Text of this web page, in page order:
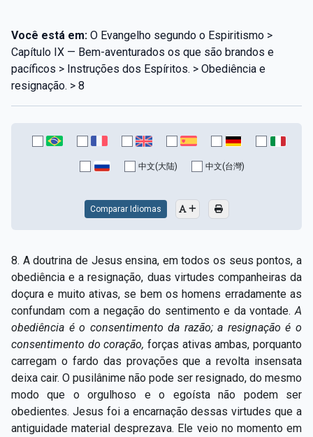
Capítulo XII — Amai os vossos inimigos
Capítulo XIII — Não saiba a vossa mão esquerda o
que dê a vossa mão direita
Capítulo XV — Fora da caridade não há salvação
Capítulo XVI — Não se pode servir a Deus e a
Capítulo XVII — Sede perfeitos
escolhidos
Capítulo XIX — A fé transporta montanhas ▸
Capítulo XX — Os trabalhadores da última hora
Capítulo XXI — Haverá falsos cristos e falsos
profetas
▸
Capítulo XXII — Não separareis o que Deus juntou ▸
Capítulo XXIII — Estranha moral ▸
Você está em: O Evangelho segundo o Espiritismo >
Capítulo IX — Bem-aventurados os que são brandos e
pacíficos > Instruções dos Espíritos. > Obediência e
resignação. > 8
中文(大陆) 中文(台灣)
Comparar Idiomas
8. A doutrina de Jesus ensina, em todos os seus pontos, a
obediência e a resignação, duas virtudes companheiras da
doçura e muito ativas, se bem os homens erradamente as
confundam com a negação do sentimento e da vontade. A
obediência é o consentimento da razão; a resignação é o
consentimento do coração, forças ativas ambas, porquanto
carregam o fardo das provações que a revolta insensata
deixa cair. O pusilânime não pode ser resignado, do mesmo
modo que o orgulhoso e o egoísta não podem ser
obedientes. Jesus foi a encarnação dessas virtudes que a
antiguidade material desprezava. Ele veio no momento em